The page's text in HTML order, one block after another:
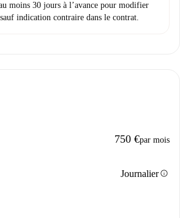
moins 30 jours à l’avance pour modifier
indication contraire dans le contrat.
750 €par mois
Journalierinfo